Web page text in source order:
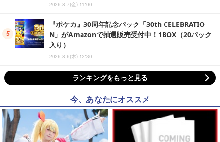
2026.8.7(金) 11:00
『ポケカ』30周年記念パック「30th CELEBRATIO
N」がAmazonで抽選販売受付中！1BOX（20パック
入り）
2026.8.6(木) 12:30
ランキングをもっと見る
今、あなたにオススメ